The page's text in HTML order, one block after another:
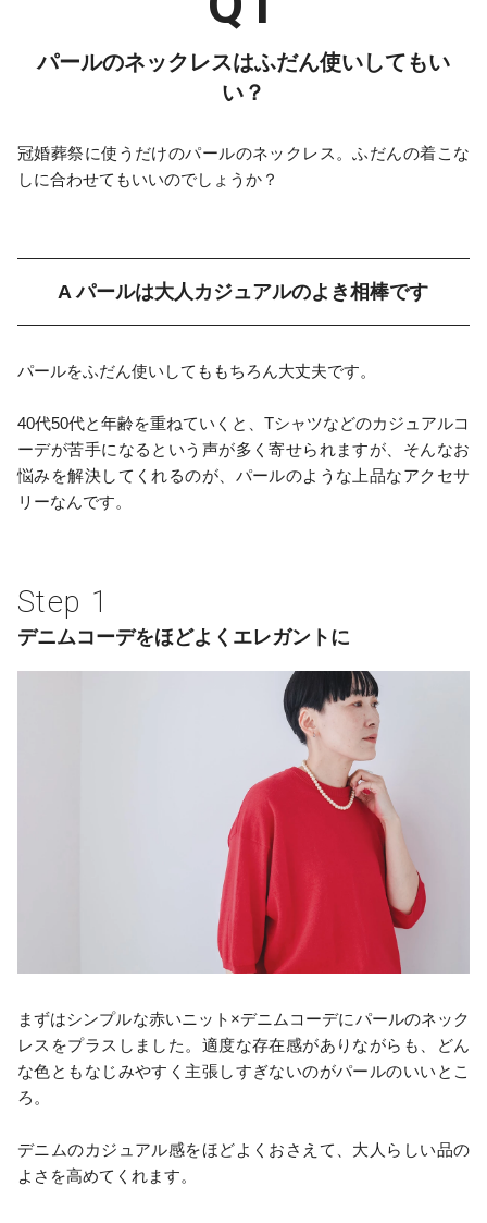
パールのネックレスはふだん使いしてもい
い？
冠婚葬祭に使うだけのパールのネックレス。ふだんの着こな
しに合わせてもいいのでしょうか？
A パールは大人カジュアルのよき相棒です
パールをふだん使いしてももちろん大丈夫です。
40代50代と年齢を重ねていくと、Tシャツなどのカジュアルコ
ーデが苦手になるという声が多く寄せられますが、そんなお
悩みを解決してくれるのが、パールのような上品なアクセサ
リーなんです。
デニムコーデをほどよくエレガントに
まずはシンプルな赤いニット×デニムコーデにパールのネック
レスをプラスしました。適度な存在感がありながらも、どん
な色ともなじみやすく主張しすぎないのがパールのいいとこ
ろ。
デニムのカジュアル感をほどよくおさえて、大人らしい品の
よさを高めてくれます。